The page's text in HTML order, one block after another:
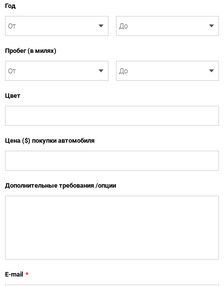
Год
Пробег (в милях)
Цвет
Цена ($) покупки автомобиля
Дополнительные требования /опции
E-mail *